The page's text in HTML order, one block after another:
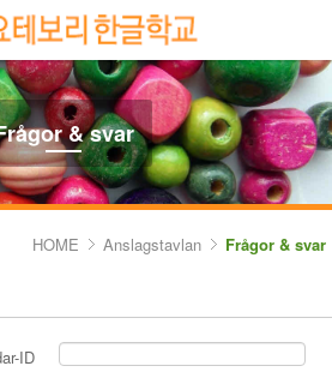
& svar
HOME Anslagstavlan Frågor & svar
ID